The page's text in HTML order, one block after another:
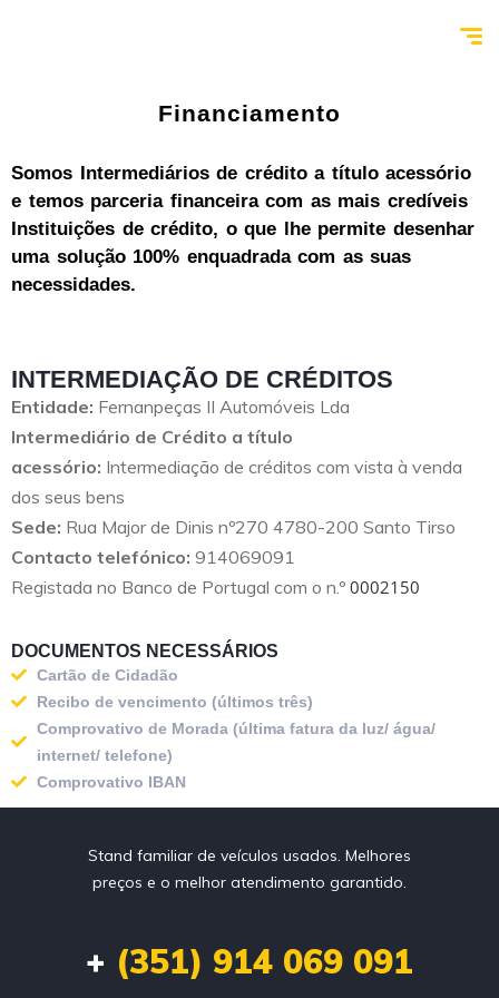
Financiamento
Somos Intermediários de crédito a título acessório
e temos parceria financeira com as mais credíveis
Instituições de crédito, o que lhe permite desenhar
uma solução 100% enquadrada com as suas
necessidades.
INTERMEDIAÇÃO DE CRÉDITOS
Entidade: Fernanpeças II Automóveis Lda
Intermediário de Crédito a título
acessório: Intermediação de créditos com vista à venda
dos seus bens
Sede: Rua Major de Dinis nº270 4780-200 Santo Tirso
Contacto telefónico: 914069091
Registada no Banco de Portugal com o n.º 0002150
DOCUMENTOS NECESSÁRIOS
Cartão de Cidadão
Recibo de vencimento (últimos três)​
Comprovativo de Morada (última fatura da luz/ água/
internet/ telefone)​​
Comprovativo IBAN​
Stand familiar de veículos usados. Melhores
preços e o melhor atendimento garantido.
+ (351) 914 069 091